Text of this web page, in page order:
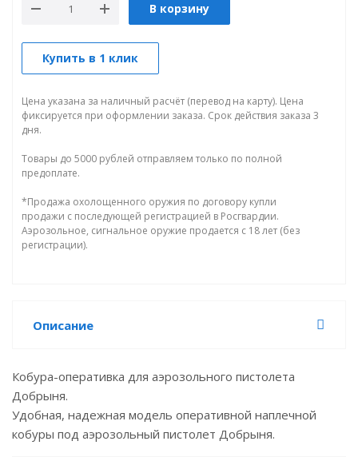
В корзину
Купить в 1 клик
Цена указана за наличный расчёт (перевод на карту). Цена
фиксируется при оформлении заказа. Срок действия заказа 3
дня.
Товары до 5000 рублей отправляем только по полной
предоплате.
*Продажа охолощенного оружия по договору купли
продажи с последующей регистрацией в Росгвардии.
Аэрозольное, сигнальное оружие продается с 18 лет (без
регистрации).
Описание
Кобура-оперативка для аэрозольного пистолета
Добрыня.
Удобная, надежная модель оперативной наплечной
кобуры под аэрозольный пистолет Добрыня.